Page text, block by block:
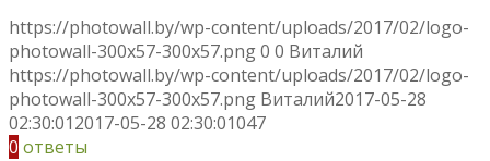
https://photowall.by/wp-content/uploads/2017/02/logo-
photowall-300x57-300x57.png0 0 Виталий
https://photowall.by/wp-content/uploads/2017/02/logo-
photowall-300x57-300x57.png Виталий2017-05-28
02:30:012017-05-28 02:30:01047
0 ответы